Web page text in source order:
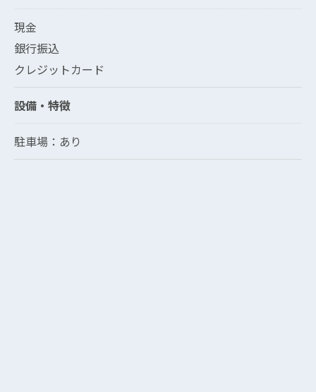
現金
銀行振込
クレジットカード
設備・特徴
駐車場：あり